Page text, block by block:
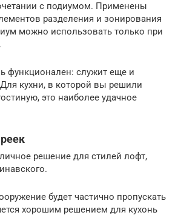
с подиумом. Применены
разделения и зонирования
можно использовать только при
функционален: служит еще и
кухни, в которой вы решили
это наиболее удачное
решение для стилей лофт,
будет частично пропускать
хорошим решением для кухонь